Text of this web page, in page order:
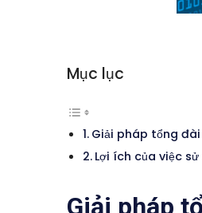
Mục lục
Giải pháp tổng
Lợi ích của việc
Giải pháp